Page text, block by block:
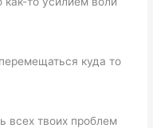
куда то
всех твоих проблем